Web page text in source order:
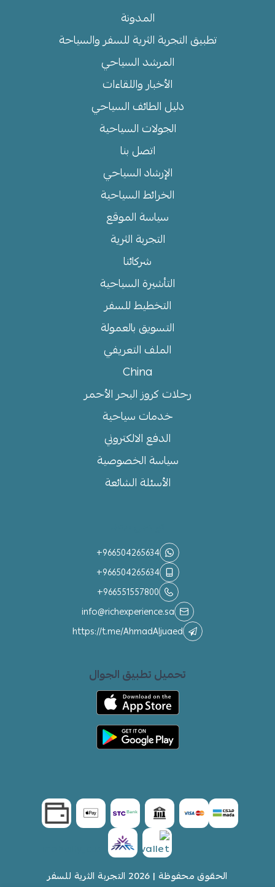
المدونة
تطبيق التجربة الثرية للسفر والسياحة
المرشد السياحي
الأخبار واللقاءات
دليل الطائف السياحي
الجولات السياحية
اتصل بنا
الإرشاد السياحي
الخرائط السياحية
سياسة الموقع
التجربة الثرية
شركائنا
التأشيرة السياحية
التخطيط للسفر
التسويق بالعمولة
الملف التعريفي
China
رحلات كروز البحر الأحمر
خدمات سياحية
الدفع الالكتروني
سياسة الخصوصية
الأسئلة الشائعة
+966504265634
+966504265634
+966551557800
info@richexperience.sa
https://t.me/AhmadAljuaed
تحميل تطبيق الجوال
الحقوق محفوظة | 2026
التجربة الثرية للسفر